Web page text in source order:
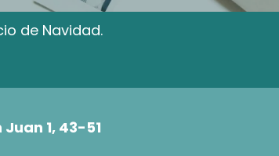
de Navidad.
Juan 1, 43-51